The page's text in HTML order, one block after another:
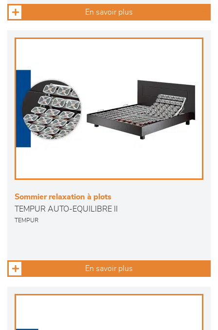
En savoir plus
Sommier relaxation à plots
TEMPUR AUTO-EQUILIBRE II
TEMPUR
En savoir plus